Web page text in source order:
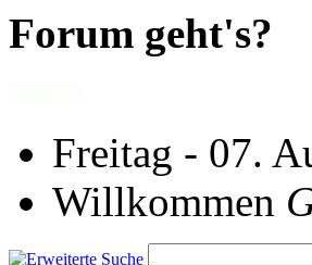
Forum geht's?
Freitag - 07.
Willkommen